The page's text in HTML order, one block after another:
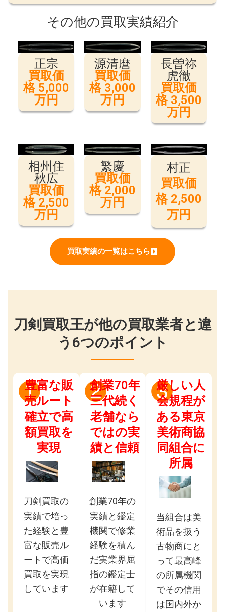
その他の買取実績紹介
正宗
買取価
格 5,000
万円
源清麿
買取価
格 3,000
万円
長曽祢
虎徹
買取価
格 3,500
万円
相州住
秋広
買取価
格 2,500
万円
繁慶
買取価
格 2,000
万円
村正
買取価
格 2,500
万円
買取実績の一覧はこちら
刀剣買取王が他の買取業者と違
う6つのポイント
❶
豊富な販
売ルート
確立で高
額買取を
実現
刀剣買取の
実績で培っ
た経験と豊
富な販売ル
ートで高価
買取を実現
しています
❷
創業70年
三代続く
老舗なら
ではの実
績と信頼
創業70年の
実績と鑑定
機関で修業
経験を積ん
だ実業界屈
指の鑑定士
が在籍して
います
❸
厳しい人
会規程が
ある東京
美術商協
同組合に
所属
当組合は美
術品を扱う
古物商にと
って最高峰
の所属機関
でその信用
は国内外か